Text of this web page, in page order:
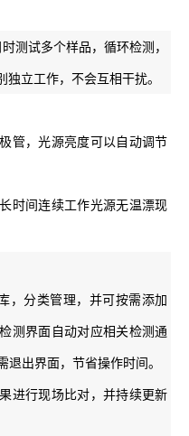
测试多个样品，循环检测，
立工作，不会互相干扰。
管，光源亮度可以自动调节
时间连续工作光源无温漂现
，分类管理，并可按需添加
测界面自动对应相关检测通
出界面，节省操作时间。
进行现场比对，并持续更新